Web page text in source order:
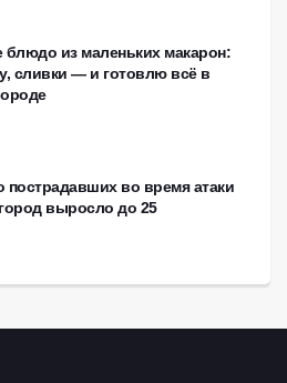
блюдо из маленьких макарон:
сливки — и готовлю всё в
пострадавших во время атаки
выросло до 25